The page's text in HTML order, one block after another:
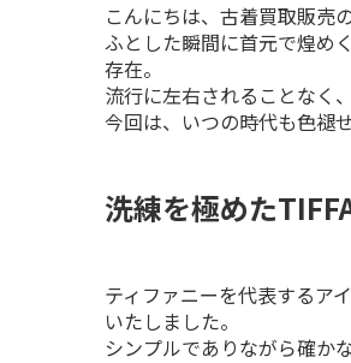
こんにちは、古着買取販売
ふとした瞬間に首元で煌め
存在。
流行に左右されることなく
今回は、いつの時代も色褪
洗練を極めた
ティファニーを代表するア
いたしました。
シンプルでありながら確か